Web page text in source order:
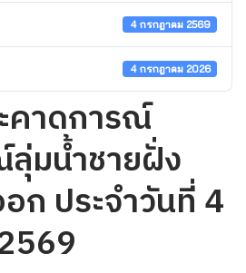
4 กรกฎาคม 2569
4 กรกฎาคม 2026
คาดการณ์
มน้ำชายฝั่ง
ก ประจำวันที่ 4